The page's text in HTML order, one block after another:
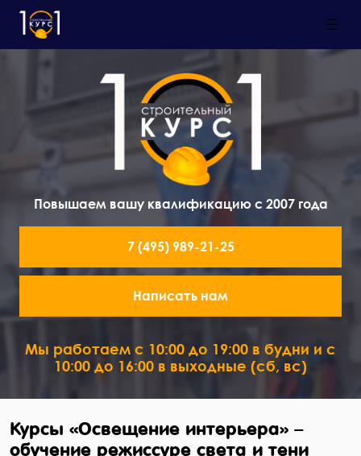
Повышаем вашу квалификацию с 2007 года
7 (495) 989-21-25
Написать нам
Мы работаем с 10:00 до 19:00 в будни и с
10:00 до 16:00 в выходные (сб, вс)
Курсы «Освещение интерьера» –
обучение режиссуре света и тени